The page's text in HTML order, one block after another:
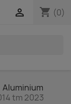
shopping_cart (0)

Aluminium
tm 2023